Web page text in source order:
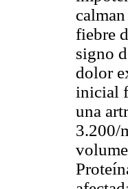
fiebre
signo
dolor
inicial
una
3.200/